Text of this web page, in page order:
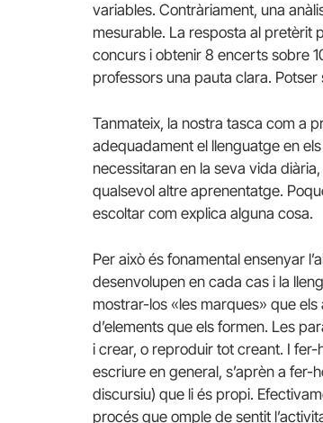
variables. Contràriament, una
mesurable. La resposta al pretèrit
concurs i obtenir 8 encerts sobre
professors una pauta clara. Potser
Tanmateix, la nostra tasca com a
adequadament el llenguatge en
necessitaran en la seva vida
qualsevol altre aprenentatge.
escoltar com explica alguna cosa.
Per això és fonamental ensenyar
desenvolupen en cada cas i la
mostrar-los «les marques» que
d’elements que els formen. Les
i crear, o reproduir tot creant. I fer-
escriure en general, s’aprèn a fer-
discursiu) que li és propi.
procés que omple de sentit